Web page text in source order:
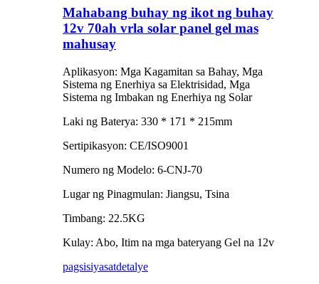
Mahabang buhay ng ikot ng buhay
12v 70ah vrla solar panel gel mas
mahusay
Aplikasyon: Mga Kagamitan sa Bahay, Mga
Sistema ng Enerhiya sa Elektrisidad, Mga
Sistema ng Imbakan ng Enerhiya ng Solar
Laki ng Baterya: 330 * 171 * 215mm
Sertipikasyon: CE/ISO9001
Numero ng Modelo: 6-CNJ-70
Lugar ng Pinagmulan: Jiangsu, Tsina
Timbang: 22.5KG
Kulay: Abo, Itim na mga bateryang Gel na 12v
pagsisiyasatdetalye